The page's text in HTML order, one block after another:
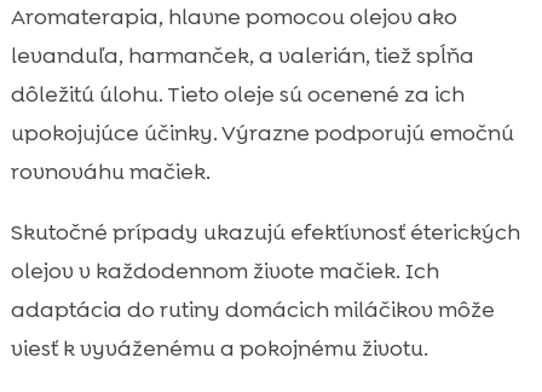
Aromaterapia, hlavne pomocou olejov ako
levanduľa, harmanček, a valerián, tiež spĺňa
dôležitú úlohu. Tieto oleje sú ocenené za ich
upokojujúce účinky. Výrazne podporujú emočnú
rovnováhu mačiek.
Skutočné prípady ukazujú efektívnosť éterických
olejov v každodennom živote mačiek. Ich
adaptácia do rutiny domácich miláčikov môže
viesť k vyváženému a pokojnému životu.